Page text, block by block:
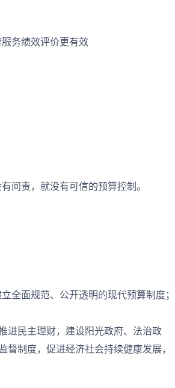
务绩效评价更有效
责，就没有可信的预算控制。
面规范、公开透明的现代预算制度；
民主理财，建设阳光政府、法治政
督制度，促进经济社会持续健康发展，